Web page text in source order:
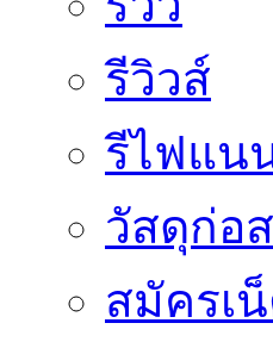
รีวิวส์
รีไฟแน
วัสดุก่อ
สมัครเ